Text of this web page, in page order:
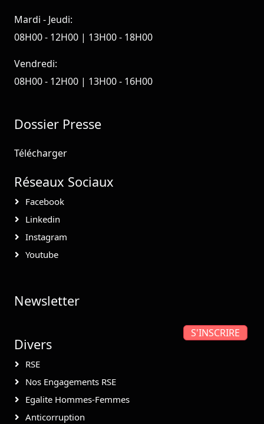
Mardi - Jeudi:
08H00 - 12H00 | 13H00 - 18H00
Vendredi:
08H00 - 12H00 | 13H00 - 16H00
Dossier Presse
Télécharger
Réseaux Sociaux
Facebook
Linkedin
Instagram
Youtube
Newsletter
S'INSCRIRE
Divers
RSE
Nos Engagements RSE
Egalite Hommes-Femmes
Anticorruption